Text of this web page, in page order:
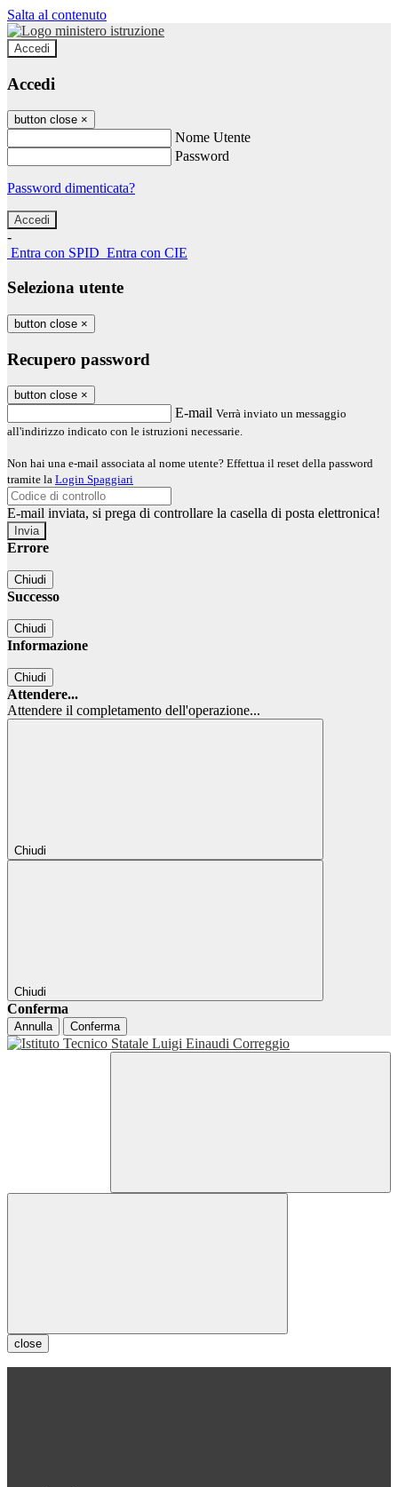
Salta al contenuto
Accedi
Accedi
button close ×
Nome Utente
Password
Password dimenticata?
-
Entra con SPID Entra con CIE
Seleziona utente
button close ×
Recupero password
button close ×
E-mail Verrà inviato un messaggio
all'indirizzo indicato con le istruzioni necessarie.
Non hai una e-mail associata al nome utente? Effettua il reset della password
tramite la Login Spaggiari
E-mail inviata, si prega di controllare la casella di posta elettronica!
Errore
Chiudi
Successo
Chiudi
Informazione
Chiudi
Attendere...
Attendere il completamento dell'operazione...
Chiudi
Chiudi
Conferma
Annulla Conferma
close